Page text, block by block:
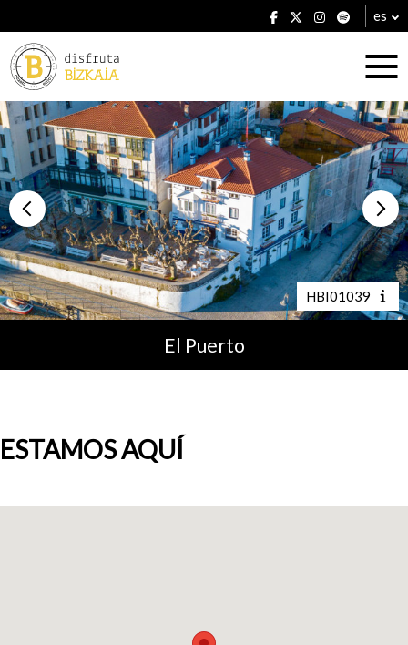
es
Alojamientos
Restaurantes
Planes
HBI01039
El Puerto
ESTAMOS AQUÍ